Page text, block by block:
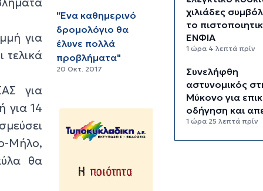
για
τελικά
για
για 14
Μήλο,
θα
"Ένα καθημερινό
δρομολόγιο θα
έλυνε πολλά
προβλήματα"
20 Οκτ. 2017
χιλιάδες
το
ΕΝΦΙΑ
1 ώρα 4 λεπτά πρίν
Συνελήφθη
αστυνομικός
Μύκονο για
οδήγηση και
1 ώρα 25 λεπτά πρίν
Εντοπίστηκαν